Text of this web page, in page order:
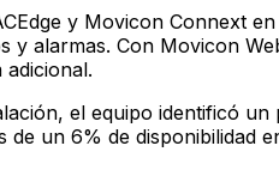
y Movicon Connext
alarmas. Con Movicon
el equipo identificó
un 6% de disponibilidad